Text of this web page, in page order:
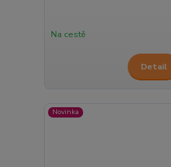
Na cestě
Detail
Novinka